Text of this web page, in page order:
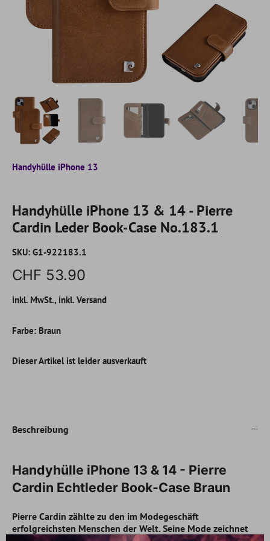
Handyhülle iPhone 13
Handyhülle iPhone 13 & 14 - Pierre
Cardin Leder Book-Case No.183.1
SKU: G1-922183.1
CHF 53.90
inkl. MwSt., inkl. Versand
Farbe: Braun
Dieser Artikel ist leider ausverkauft
Beschreibung
Handyhülle iPhone 13 & 14 - Pierre
Cardin Echtleder Book-Case Braun
Pierre Cardin zählte zu den im Modegeschäft
erfolgreichsten Menschen der Welt. Seine Mode zeichnet